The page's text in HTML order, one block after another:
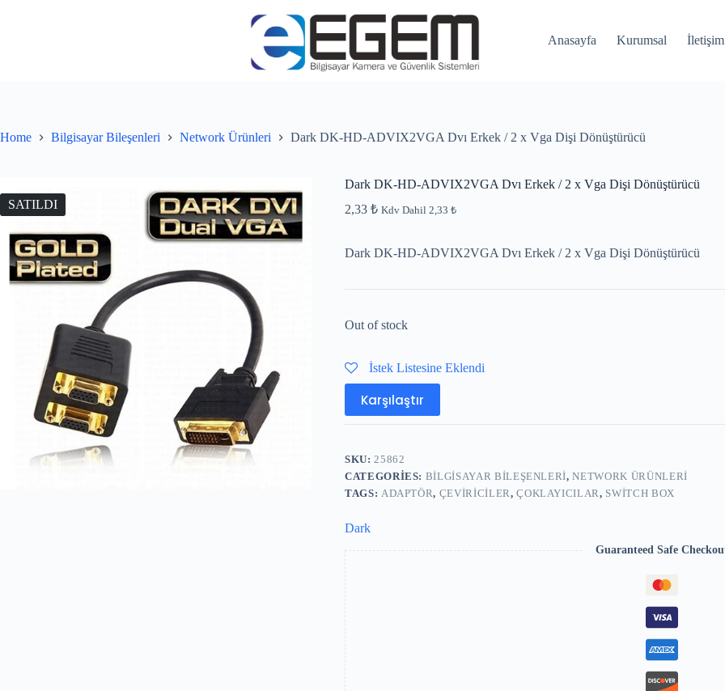
Anasayfa Kurumsal İletişim
Home Bilgisayar Bileşenleri Network Ürünleri Dark DK-HD-ADVIX2VGA Dvı Erkek / 2 x Vga Dişi Dönüştürücü
SATILDI
Dark DK-HD-ADVIX2VGA Dvı Erkek / 2 x Vga Dişi Dönüştürücü
2,33 ₺ Kdv Dahil 2,33 ₺
Dark DK-HD-ADVIX2VGA Dvı Erkek / 2 x Vga Dişi Dönüştürücü
Out of stock
İstek Listesine Eklendi
Karşılaştır
SKU:25862
CATEGORIES: BILGISAYAR BILEŞENLERI,NETWORK ÜRÜNLERI
TAGS: ADAPTÖR, ÇEVIRICILER,ÇOKLAYICILAR, SWITCH BOX
Dark
Guaranteed Safe